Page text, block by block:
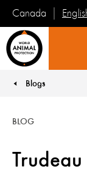
Canada
mondiale
animaux
You are here:
Blogs
BLOG